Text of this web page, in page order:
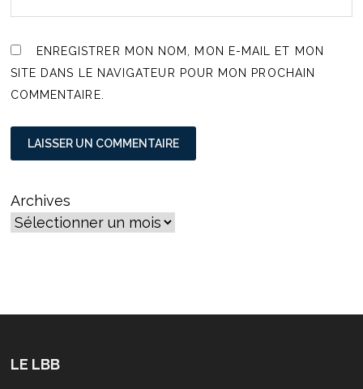
ENREGISTRER MON NOM, MON E-MAIL ET MON
SITE DANS LE NAVIGATEUR POUR MON PROCHAIN
COMMENTAIRE.
Archives
LE LBB